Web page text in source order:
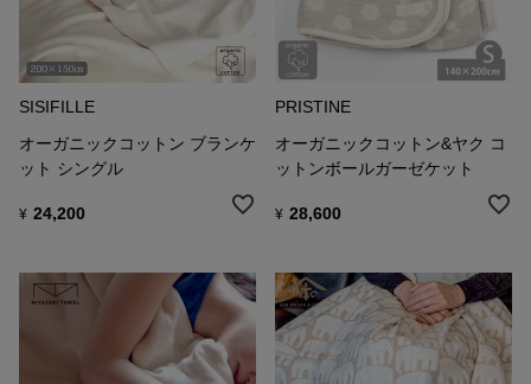
SISIFILLE
オーガニックコットン ブランケ
ット シングル
¥ 24,200
PRISTINE
オーガニックコットン&ヤク コ
ットンボールガーゼケット
¥ 28,600